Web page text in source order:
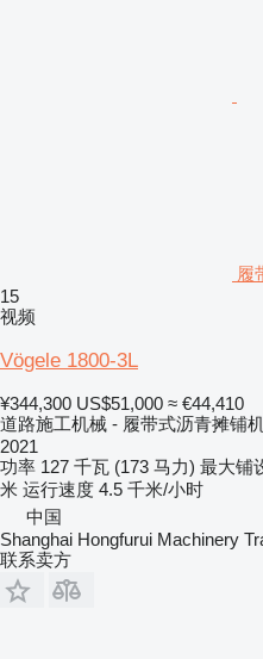
履
15
视频
Vögele 1800-3L
¥344,300 US$51,000 ≈ €44,410
道路施工机械 - 履带式沥青摊铺
2021
功率 127 千瓦 (173 马力) 最大铺
米 运行速度 4.5 千米/小时
中国
Shanghai Hongfurui Machinery
联系卖方